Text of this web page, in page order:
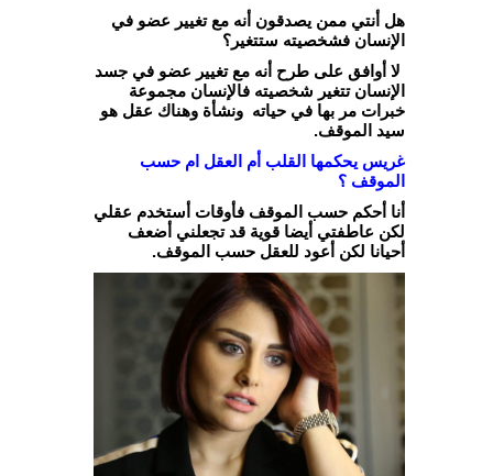
هل أنتي ممن يصدقون أنه مع تغيير عضو في
الإنسان فشخصيته ستتغير؟
لا أوافق على طرح أنه مع تغيير عضو في جسد
الإنسان تتغير شخصيته فالإنسان مجموعة
خبرات مر بها في حياته ونشأة وهناك عقل هو
سيد الموقف.
غريس يحكمها القلب أم العقل ام حسب
الموقف ؟
أنا أحكم حسب الموقف فأوقات أستخدم عقلي
لكن عاطفتي أيضا قوية قد تجعلني أضعف
أحيانا لكن أعود للعقل حسب الموقف.